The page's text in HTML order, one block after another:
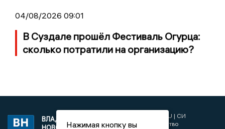
04/08/2026 09:01
В Суздале прошёл Фестиваль Огурца:
сколько потратили на организацию?
ВЛАДИМИРСКИЕ
2017 © NEWSVLADIMIR.RU | СИ
«Информационное агентство
Нажимая кнопку вы